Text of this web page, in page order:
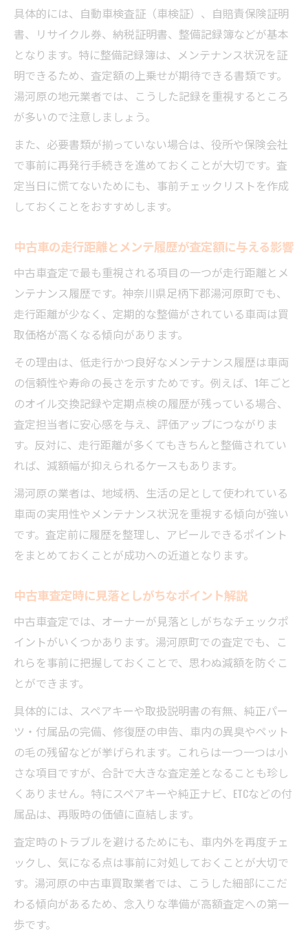
具体的には、自動車検査証（車検証）、自賠責保険証明
書、リサイクル券、納税証明書、整備記録簿などが基本
となります。特に整備記録簿は、メンテナンス状況を証
明できるため、査定額の上乗せが期待できる書類です。
湯河原の地元業者では、こうした記録を重視するところ
が多いので注意しましょう。
また、必要書類が揃っていない場合は、役所や保険会社
で事前に再発行手続きを進めておくことが大切です。査
定当日に慌てないためにも、事前チェックリストを作成
しておくことをおすすめします。
中古車の走行距離とメンテ履歴が査定額に与える影響
中古車査定で最も重視される項目の一つが走行距離とメ
ンテナンス履歴です。神奈川県足柄下郡湯河原町でも、
走行距離が少なく、定期的な整備がされている車両は買
取価格が高くなる傾向があります。
その理由は、低走行かつ良好なメンテナンス履歴は車両
の信頼性や寿命の長さを示すためです。例えば、1年ごと
のオイル交換記録や定期点検の履歴が残っている場合、
査定担当者に安心感を与え、評価アップにつながりま
す。反対に、走行距離が多くてもきちんと整備されてい
れば、減額幅が抑えられるケースもあります。
湯河原の業者は、地域柄、生活の足として使われている
車両の実用性やメンテナンス状況を重視する傾向が強い
です。査定前に履歴を整理し、アピールできるポイント
をまとめておくことが成功への近道となります。
中古車査定時に見落としがちなポイント解説
中古車査定では、オーナーが見落としがちなチェックポ
イントがいくつかあります。湯河原町での査定でも、こ
れらを事前に把握しておくことで、思わぬ減額を防ぐこ
とができます。
具体的には、スペアキーや取扱説明書の有無、純正パー
ツ・付属品の完備、修復歴の申告、車内の異臭やペット
の毛の残留などが挙げられます。これらは一つ一つは小
さな項目ですが、合計で大きな査定差となることも珍し
くありません。特にスペアキーや純正ナビ、ETCなどの付
属品は、再販時の価値に直結します。
査定時のトラブルを避けるためにも、車内外を再度チェ
ックし、気になる点は事前に対処しておくことが大切で
す。湯河原の中古車買取業者では、こうした細部にこだ
わる傾向があるため、念入りな準備が高額査定への第一
歩です。